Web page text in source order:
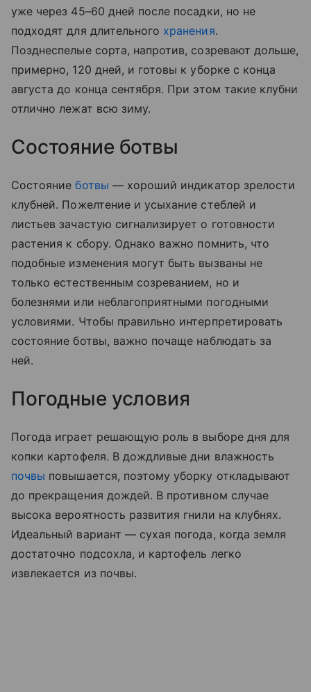
уже через 45–60 дней после посадки, но не
подходят для длительного хранения.
Позднеспелые сорта, напротив, созревают дольше,
примерно, 120 дней, и готовы к уборке с конца
августа до конца сентября. При этом такие клубни
отлично лежат всю зиму.
Состояние ботвы
Состояниеботвы — хороший индикатор зрелости
клубней. Пожелтение и усыхание стеблей и
листьев зачастую сигнализирует о готовности
растения к сбору. Однако важно помнить, что
подобные изменения могут быть вызваны не
только естественным созреванием, но и
болезнями или неблагоприятными погодными
условиями. Чтобы правильно интерпретировать
состояние ботвы, важно почаще наблюдать за
ней.
Погодные условия
Погода играет решающую роль в выборе дня для
копки картофеля. В дождливые дни влажность
почвы повышается, поэтому уборку откладывают
до прекращения дождей. В противном случае
высока вероятность развития гнили на клубнях.
Идеальный вариант — сухая погода, когда земля
достаточно подсохла, и картофель легко
извлекается из почвы.